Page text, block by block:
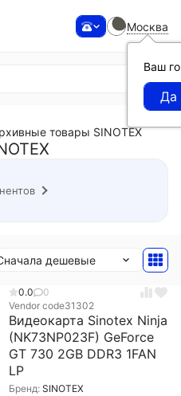
Москва
Ваш
товары SINOTEX
дешевые
0.0
0
Vendor code31302
Видеокарта Sinotex Ninja
(NK73NP023F) GeForce
GT 730 2GB DDR3 1FAN
LP
Бренд: SINOTEX